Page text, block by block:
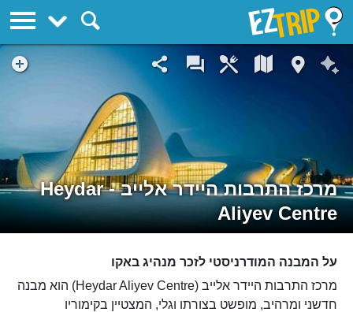
מרכז התרבות היידר אלייב - Heydar
Aliyev Centre
על המבנה המודרניסטי לזכר מנהיג באקו
מרכז התרבות היידר אלייב (Heydar Aliyev Centre) הוא מבנה
חדשני ומרהיב, מופשט בצורתו וגלי, המצטיין בקימוריו
EZTrip